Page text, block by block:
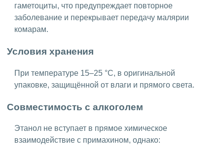
гаметоциты, что предупреждает повторное
заболевание и перекрывает передачу малярии
комарам.
Условия хранения
При температуре 15–25 °C, в оригинальной
упаковке, защищённой от влаги и прямого света.
Совместимость с алкоголем
Этанол не вступает в прямое химическое
взаимодействие с примахином, однако: